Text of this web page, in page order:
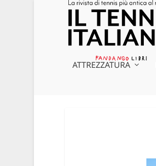
ATTREZZATURA